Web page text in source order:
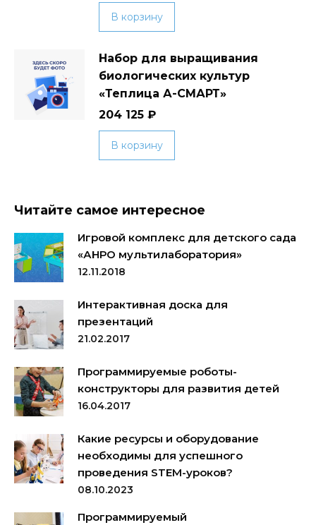
В корзину
Набор для выращивания
биологических культур
«Теплица А-СМАРТ»
204 125 ₽
В корзину
Читайте самое интересное
Игровой комплекс для детского сада
«АНРО мультилаборатория»
12.11.2018
Интерактивная доска для
презентаций
21.02.2017
Программируемые роботы-
конструкторы для развития детей
16.04.2017
Какие ресурсы и оборудование
необходимы для успешного
проведения STEM-уроков?
08.10.2023
Программируемый